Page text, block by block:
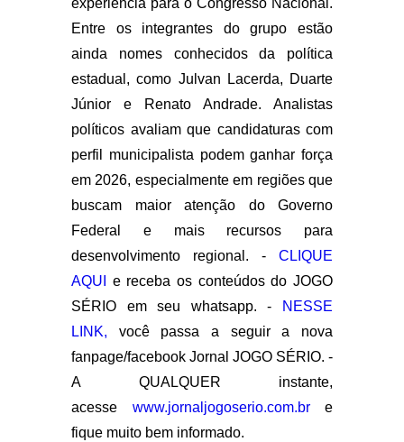
experiência para o Congresso Nacional.
Entre os integrantes do grupo estão
ainda nomes conhecidos da política
estadual, como Julvan Lacerda, Duarte
Júnior e Renato Andrade. Analistas
políticos avaliam que candidaturas com
perfil municipalista podem ganhar força
em 2026, especialmente em regiões que
buscam maior atenção do Governo
Federal e mais recursos para
desenvolvimento regional. - CLIQUE
AQUI
e receba os conteúdos do JOGO
SÉRIO em seu whatsapp. -
NESSE
LINK, você passa a seguir a nova
fanpage/facebook Jornal JOGO SÉRIO. -
A QUALQUER instante,
acesse www.jornaljogoserio.com.bre
fique muito bem informado.